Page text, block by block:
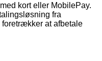
kort eller MobilePay.
fra
at afbetale